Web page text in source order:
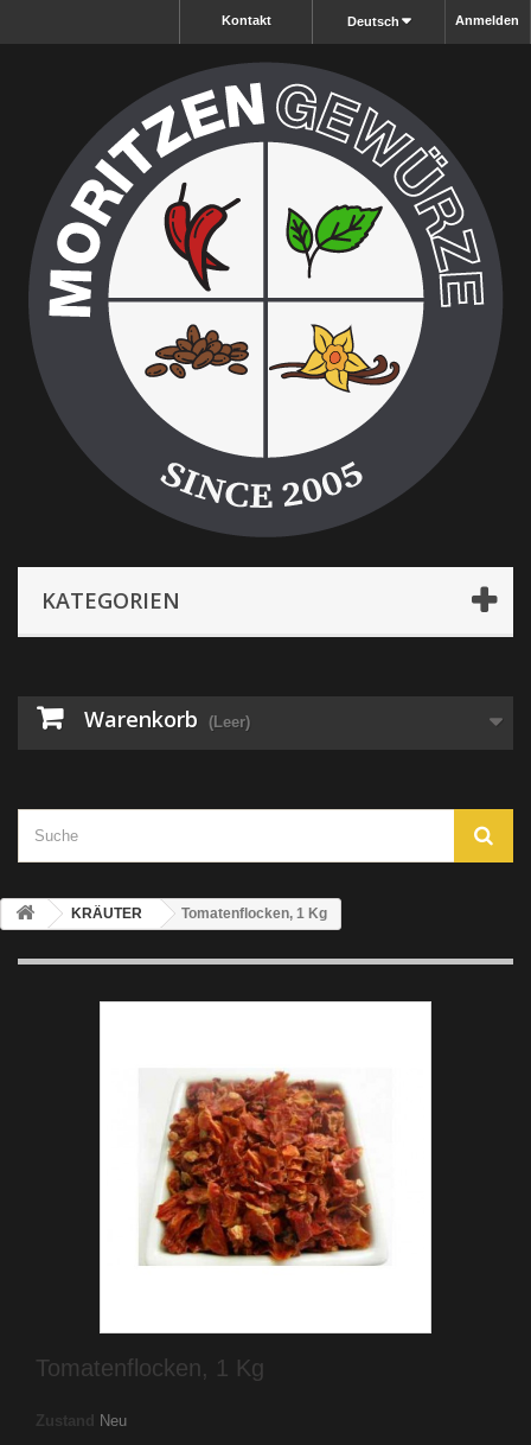
Anmelden
Deutsch
Kontakt
KATEGORIEN
Warenkorb (Leer)
KRÄUTER Tomatenflocken, 1 Kg
Tomatenflocken, 1 Kg
Zustand Neu